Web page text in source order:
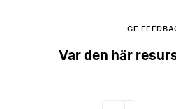
GE
Var den här